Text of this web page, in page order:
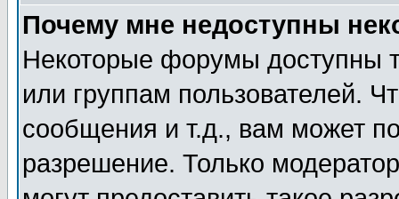
Почему мне недоступны
Некоторые форумы доступны
или группам пользователей.
сообщения и т.д., вам может
разрешение. Только